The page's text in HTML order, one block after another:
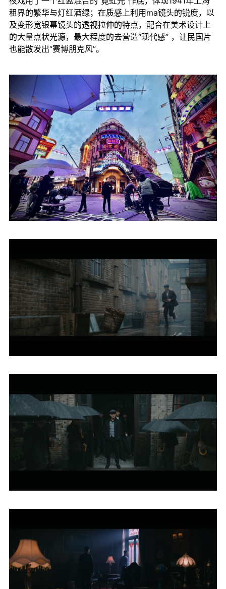
租界的繁华与灯红酒绿；在质感上利用ma镜头的锐度，以
及变形宽银幕镜头的透视拉伸的特点，配合在美术设计上
的大量点状光源，最大程度的去营造“现代感” ，让民国片
也能散发出“赛博朋克风”。